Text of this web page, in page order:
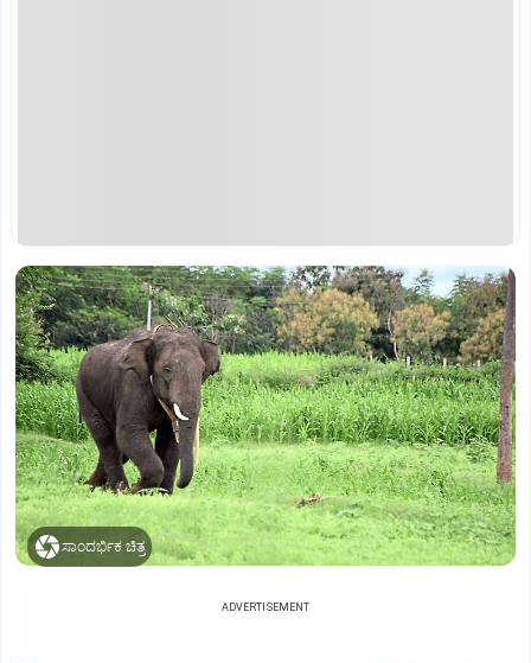
ಸಾಂದರ್ಭಿಕ ಚಿತ್ರ
ADVERTISEMENT